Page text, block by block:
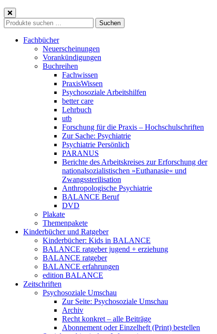
Suche
nach:
Suchen
Fachbücher
Neuerscheinungen
Vorankündigungen
Buchreihen
Fachwissen
PraxisWissen
Psychosoziale Arbeitshilfen
better care
Lehrbuch
utb
Forschung für die Praxis – Hochschulschriften
Zur Sache: Psychiatrie
Psychiatrie Persönlich
PARANUS
Berichte des Arbeitskreises zur Erforschung der
nationalsozialistischen »Euthanasie« und
Zwangssterilisation
Anthropologische Psychiatrie
BALANCE Beruf
DVD
Plakate
Themenpakete
Kinderbücher und Ratgeber
Kinderbücher: Kids in BALANCE
BALANCE ratgeber jugend + erziehung
BALANCE ratgeber
BALANCE erfahrungen
edition BALANCE
Zeitschriften
Psychosoziale Umschau
Zur Seite: Psychosoziale Umschau
Archiv
Recht konkret – alle Beiträge
Abonnement oder Einzelheft (Print) bestellen